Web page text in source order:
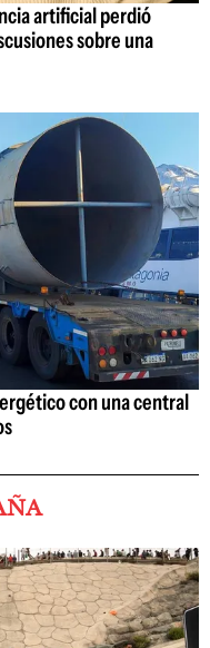
artificial perdió
sobre una
con una central